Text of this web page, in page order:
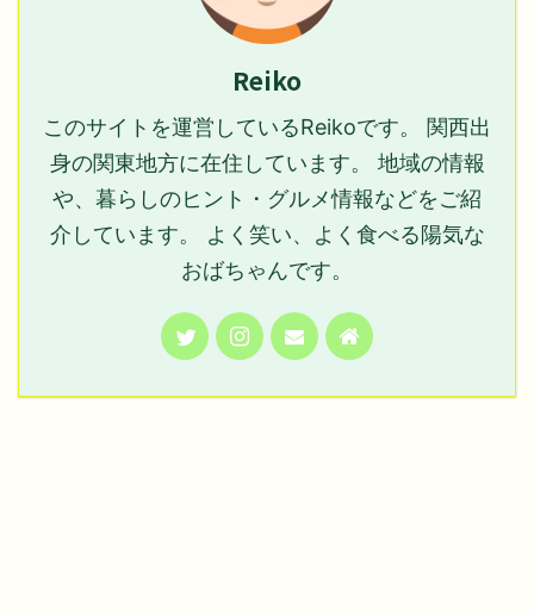
Reiko
このサイトを運営しているReikoです。 関西出
身の関東地方に在住しています。 地域の情報
や、暮らしのヒント・グルメ情報などをご紹
介しています。 よく笑い、よく食べる陽気な
おばちゃんです。